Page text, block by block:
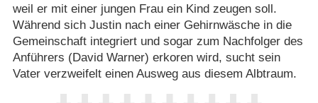
weil er mit einer jungen Frau ein Kind zeugen soll.
Während sich Justin nach einer Gehirnwäsche in die
Gemeinschaft integriert und sogar zum Nachfolger des
Anführers (David Warner) erkoren wird, sucht sein
Vater verzweifelt einen Ausweg aus diesem Albtraum.